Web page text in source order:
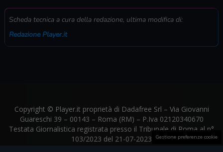
Scheda tecnica a cura della redazione, ultima modifica di:
Redazione Player.it
Copyright © Player.it proprietà di Dadafree Srl – Via Giovanni
Guareschi 39 – 00143 – Roma (RM) – P.Iva 02120340670
Testata Giornalistica registrata presso il Tribunale di Roma al n°
103/2023 del 21-07-2023
Gestione preferenze cookie